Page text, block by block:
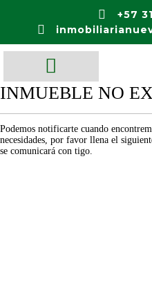
+57
INMUEBLE NO
Podemos notificarte cuando
necesidades, por favor llena el
se comunicará con tigo.